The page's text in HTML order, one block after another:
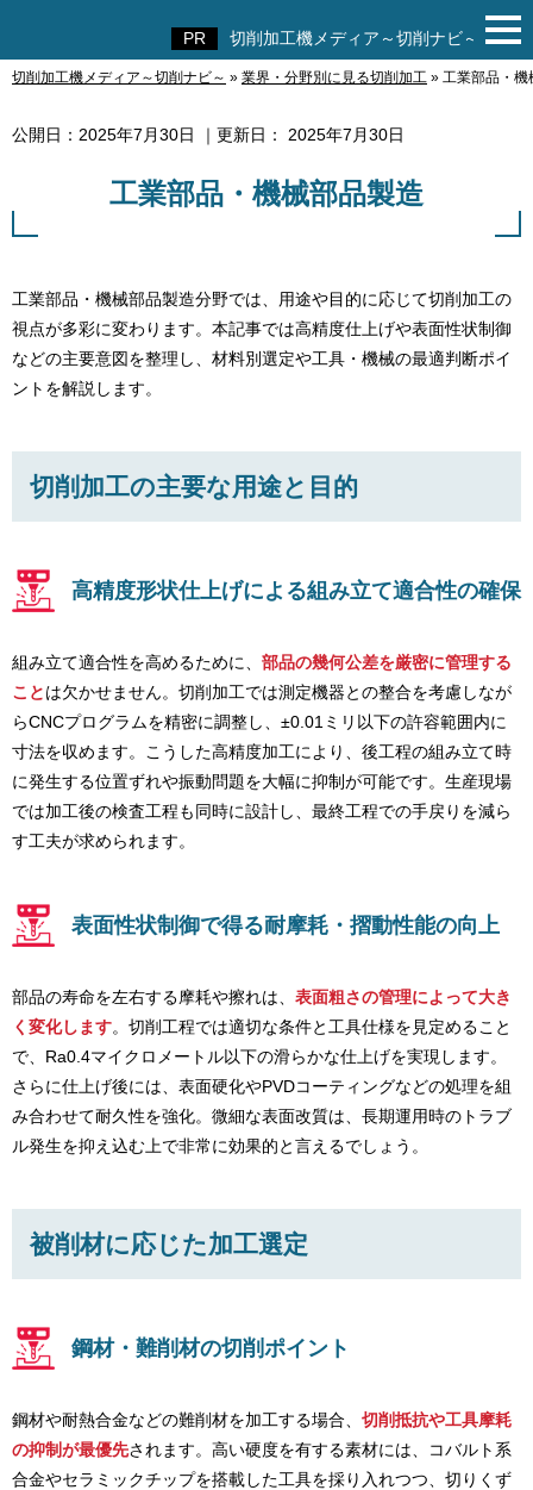
切削加工機メディア～切削ナビ～
切削加工機メディア～切削ナビ～ » 業界・分野別に見る切削加工 » 工業部品・機
公開日： 2025年7月30日 ｜更新日： 2025年7月30日
工業部品・機械部品製造
工業部品・機械部品製造分野では、用途や目的に応じて切削加工の
視点が多彩に変わります。本記事では高精度仕上げや表面性状制御
などの主要意図を整理し、材料別選定や工具・機械の最適判断ポイ
ントを解説します。
切削加工の主要な用途と目的
高精度形状仕上げによる組み立て適合性の確保
組み立て適合性を高めるために、 部品の幾何公差を厳密に管理する
ことは欠かせません。切削加工では測定機器との整合を考慮しなが
らCNCプログラムを精密に調整し、±0.01ミリ以下の許容範囲内に
寸法を収めます。こうした高精度加工により、後工程の組み立て時
に発生する位置ずれや振動問題を大幅に抑制が可能です。生産現場
では加工後の検査工程も同時に設計し、最終工程での手戻りを減ら
す工夫が求められます。
表面性状制御で得る耐摩耗・摺動性能の向上
部品の寿命を左右する摩耗や擦れは、 表面粗さの管理によって大き
く変化します。切削工程では適切な条件と工具仕様を見定めること
で、Ra0.4マイクロメートル以下の滑らかな仕上げを実現します。
さらに仕上げ後には、表面硬化やPVDコーティングなどの処理を組
み合わせて耐久性を強化。微細な表面改質は、長期運用時のトラブ
ル発生を抑え込む上で非常に効果的と言えるでしょう。
被削材に応じた加工選定
鋼材・難削材の切削ポイント
鋼材や耐熱合金などの難削材を加工する場合、 切削抵抗や工具摩耗
の抑制が最優先されます。高い硬度を有する素材には、コバルト系
合金やセラミックチップを搭載した工具を採り入れつつ、切りくず